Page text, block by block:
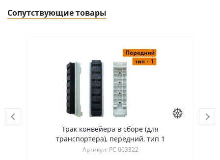
Сопутствующие товары
Трак конвейера в сборе (для
транспортера), передний, тип 1
Артикул: РС 003322